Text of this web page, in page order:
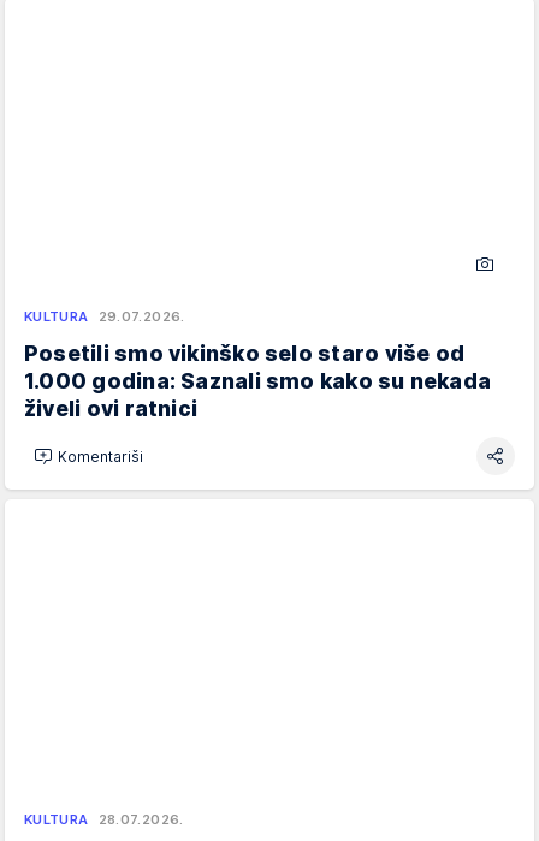
KULTURA 29.07.2026.
Posetili smo vikinško selo staro više od
1.000 godina: Saznali smo kako su nekada
živeli ovi ratnici
Komentariši
KULTURA 28.07.2026.